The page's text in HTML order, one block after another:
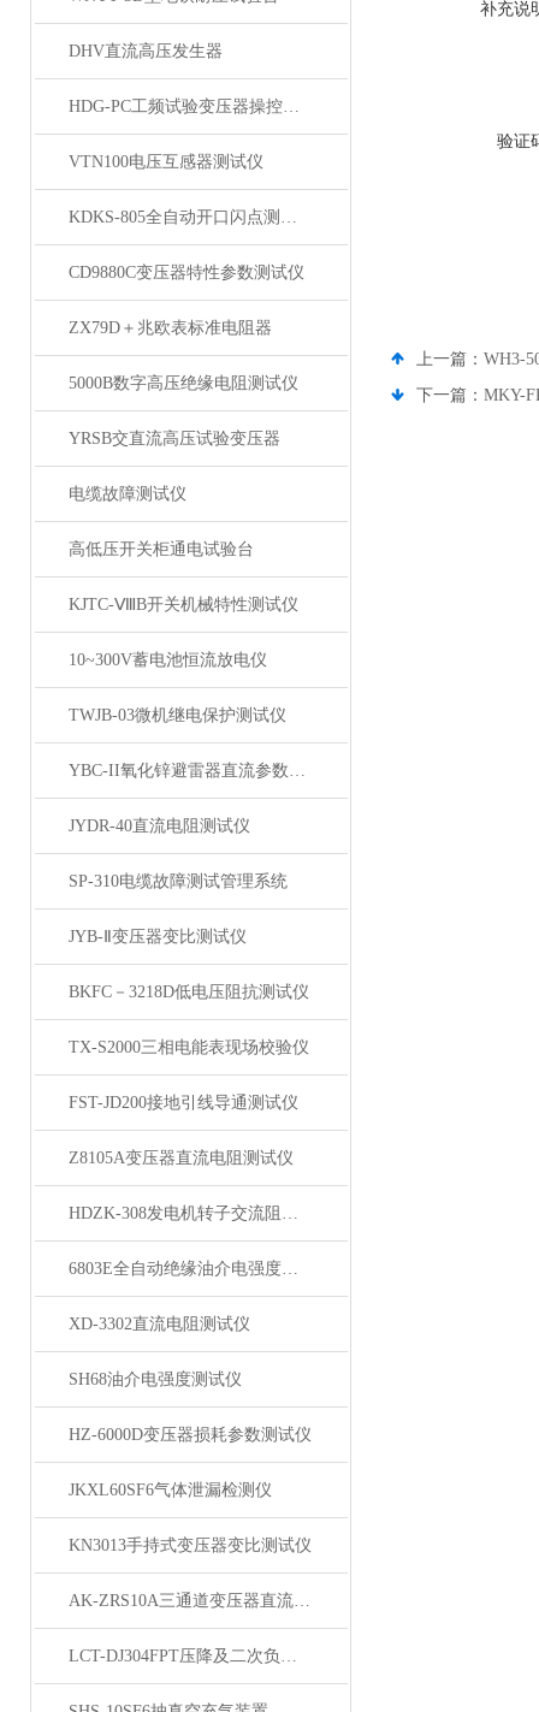
DHV直流高压发生器
HDG-PC工频试验变压器操控装置
VTN100电压互感器测试仪
KDKS-805全自动开口闪点测定仪
CD9880C变压器特性参数测试仪
ZX79D＋兆欧表标准电阻器
5000B数字高压绝缘电阻测试仪
YRSB交直流高压试验变压器
电缆故障测试仪
高低压开关柜通电试验台
KJTC-ⅧB开关机械特性测试仪
10~300V蓄电池恒流放电仪
TWJB-03微机继电保护测试仪
YBC-II氧化锌避雷器直流参数测试仪
JYDR-40直流电阻测试仪
SP-310电缆故障测试管理系统
JYB-Ⅱ变压器变比测试仪
BKFC－3218D低电压阻抗测试仪
TX-S2000三相电能表现场校验仪
FST-JD200接地引线导通测试仪
Z8105A变压器直流电阻测试仪
HDZK-308发电机转子交流阻抗测试仪
6803E全自动绝缘油介电强度测试仪
XD-3302直流电阻测试仪
SH68油介电强度测试仪
HZ-6000D变压器损耗参数测试仪
JKXL60SF6气体泄漏检测仪
KN3013手持式变压器变比测试仪
AK-ZRS10A三通道变压器直流电阻测试仪
LCT-DJ304FPT压降及二次负荷测试仪
补充说
验证
上一篇： WH3-
下一篇： MKY-